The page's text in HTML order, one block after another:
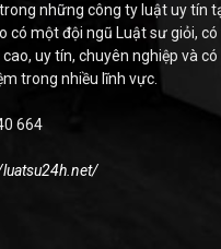
những công ty luật uy tín
có một đội ngũ Luật sư giỏi,
uy tín, chuyên nghiệp và có
trong nhiều lĩnh vực.
664